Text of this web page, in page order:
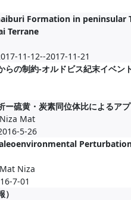
Formation in peninsular
Terrane
11-12--2017-11-21
の制約-オルドビス紀末イベン
硫黄・炭素同位体比によるア
Mat
5-26
Niza
7-01